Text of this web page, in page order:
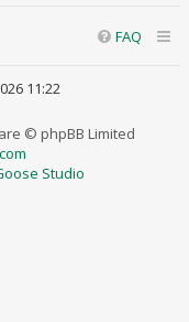
FAQ
11:22
© phpBB Limited
Studio